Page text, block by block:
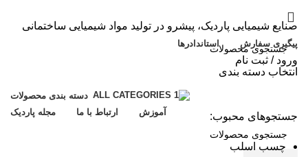
صنایع شیمیایی پاردیک، پیشرو در تولید مواد شیمیایی ساختمانی
پیگیری سفارش استاندادرها
ورود / ثبت نام
دسته بندی محصولات
آموزش
ارتباط با ما مجله پاردیک
انتخاب دسته بندی
جستجوهای محبوب:
چسب اسلب